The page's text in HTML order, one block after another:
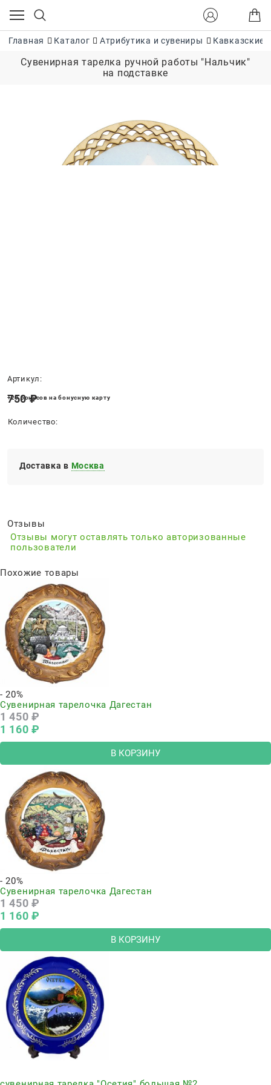
Главная Каталог Атрибутика и сувениры Кавказские
Сувенирная тарелка ручной работы "Нальчик"
на подставке
Артикул:
750 ₽
+20 бонусов на бонусную карту
Количество:
Доставка в Москва
Отзывы
Отзывы могут оставлять только авторизованные
пользователи
Похожие товары
- 20%
Сувенирная тарелочка Дагестан
1 450 ₽
1 160 ₽
В КОРЗИНУ
- 20%
Сувенирная тарелочка Дагестан
1 450 ₽
1 160 ₽
В КОРЗИНУ